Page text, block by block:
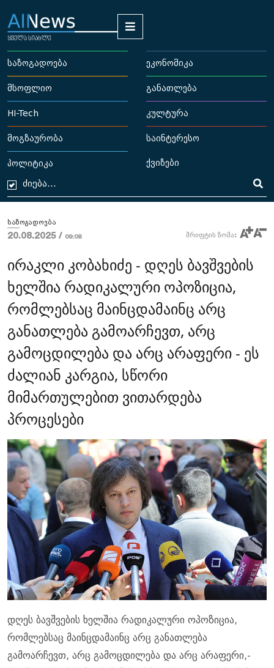
საზოგადოება ეკონომიკა
მსოფლიო განათლება
HI-Tech კულტურა
მოგზაურობა საინტერესო
პოლიტიკა ქვიზები
საზოგადოება
20.08.2025 / 09:08 შრიფტის ზომა:
ირაკლი კობახიძე - დღეს ბავშვების
ხელშია რადიკალური ოპოზიცია,
რომლებსაც მაინცდამაინც არც
განათლება გამოარჩევთ, არც
გამოცდილება და არც არაფერი - ეს
ძალიან კარგია, სწორი
მიმართულებით ვითარდება
პროცესები
დღეს ბავშვების ხელშია რადიკალური ოპოზიცია,
რომლებსაც მაინცდამაინც არც განათლება
გამოარჩევთ, არც გამოცდილება და არც არაფერი,-